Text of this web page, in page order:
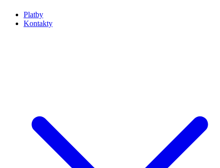
Platby
Kontakty